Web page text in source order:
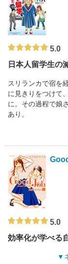
5.0
日本人留学生の
スリランカで宿を
に見きりをつけて
に。その過程で娘
あり。
5.0
効率化が学べる